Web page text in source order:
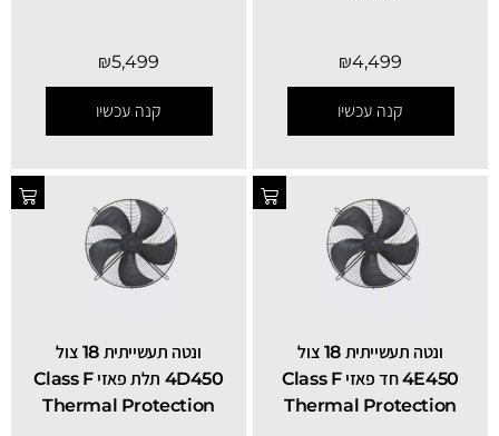
₪4,499
קנה עכשיו
₪5,499
קנה עכשיו
ונטה תעשייתית 18 צול
4E450 חד פאזי Class F
Thermal Protection
ונטה תעשייתית 18 צול
4D450 תלת פאזי Class F
Thermal Protection